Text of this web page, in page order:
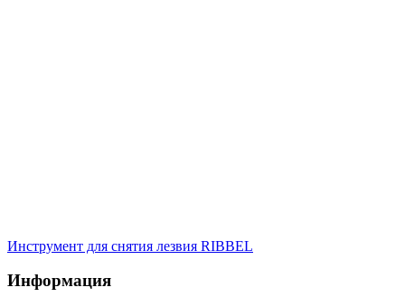
Инструмент для снятия лезвия RIBBEL
Информация